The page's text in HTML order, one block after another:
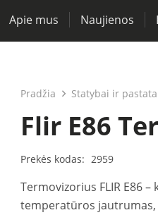
Apie mus Naujienos
Pradžia Statybai ir
Flir E86
Prekės kodas: 2959
Termovizorius FLIR E86
temperatūros jautrumas,